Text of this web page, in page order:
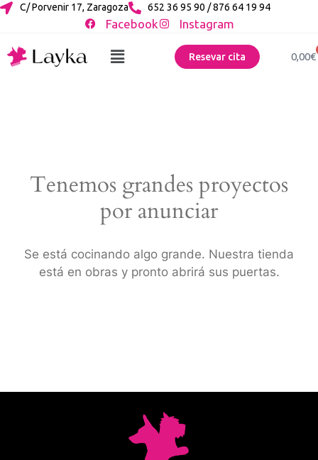
C/ Porvenir 17, Zaragoza 652 36 95 90 / 876 64 19 94
Facebook Instagram
Resevar cita 0,00€
Tenemos grandes proyectos
por anunciar
Se está cocinando algo grande. Nuestra tienda
está en obras y pronto abrirá sus puertas.